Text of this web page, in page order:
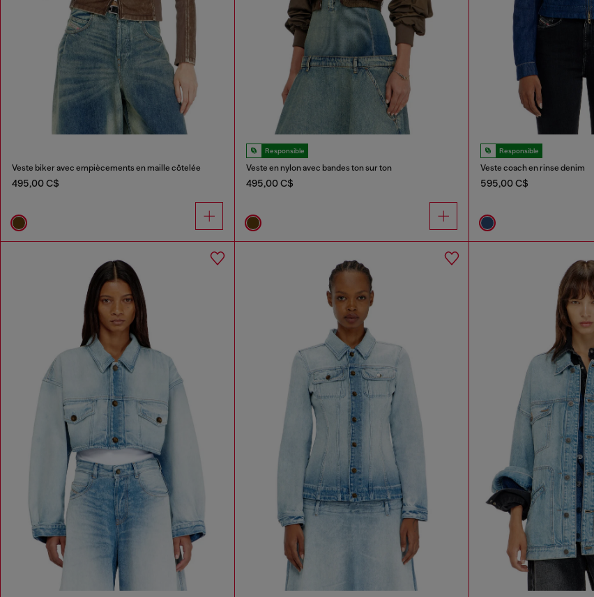
Veste biker avec empiècements en maille côtelée
495,00 C$
Responsible
Veste en nylon avec bandes ton sur ton
495,00 C$
Responsible
Veste coach en rinse denim
595,00 C$